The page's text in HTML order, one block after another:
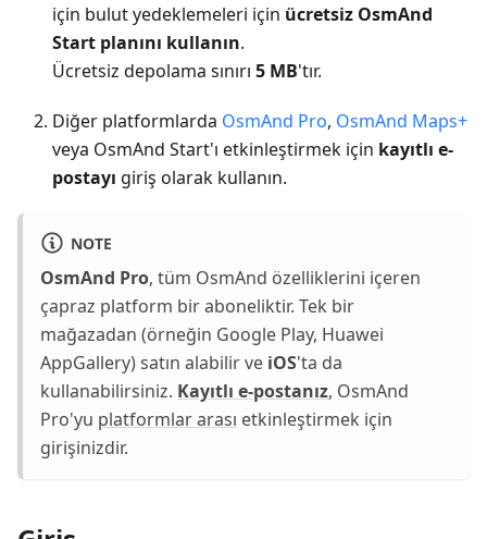
için bulut yedeklemeleri için ücretsiz OsmAnd
Start planını kullanın.
Ücretsiz depolama sınırı 5 MB'tır.
Diğer platformlarda OsmAnd Pro, OsmAnd Maps+
veya OsmAnd Start'ı etkinleştirmek için kayıtlı e-
postayı giriş olarak kullanın.
NOTE
OsmAnd Pro, tüm OsmAnd özelliklerini içeren
çapraz platform bir aboneliktir. Tek bir
mağazadan (örneğin Google Play, Huawei
AppGallery) satın alabilir ve iOS'ta da
kullanabilirsiniz. Kayıtlı e-postanız, OsmAnd
Pro'yu platformlar arası etkinleştirmek için
girişinizdir.